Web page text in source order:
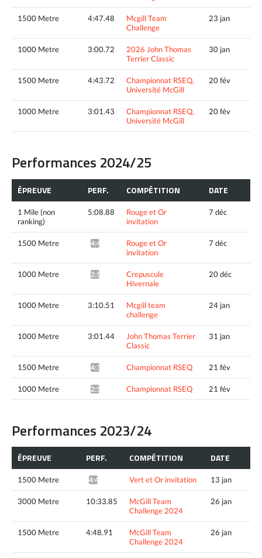
1500 Metre 4:47.48
Mcgill Team
Challenge
23 jan
1000 Metre 3:00.72
2026 John Thomas
Terrier Classic
30 jan
1500 Metre 4:43.72
Championnat RSEQ,
Université McGill
20 fév
1000 Metre 3:01.43
Championnat RSEQ,
Université McGill
20 fév
Performances 2024/25
ÉPREUVE PERF. COMPÉTITION DATE
1 Mile (non
ranking)
5:08.88
Rouge et Or
invitation
7 déc
1500 Metre 4:42.84^
Rouge et Or
invitation
7 déc
1000 Metre 2:56.81*
Crepuscule
Hivernale
20 déc
1000 Metre 3:10.51
Mcgill team
challenge
24 jan
1000 Metre 3:01.44
John Thomas Terrier
Classic
31 jan
1500 Metre 4:38.65* Championnat RSEQ 21 fév
1000 Metre 2:57.64* Championnat RSEQ 21 fév
Performances 2023/24
ÉPREUVE PERF. COMPÉTITION DATE
1500 Metre 4:47.56* Vert et Or invitation 13 jan
3000 Metre 10:33.85
McGill Team
Challenge 2024
26 jan
1500 Metre 4:48.91
McGill Team
Challenge 2024
26 jan